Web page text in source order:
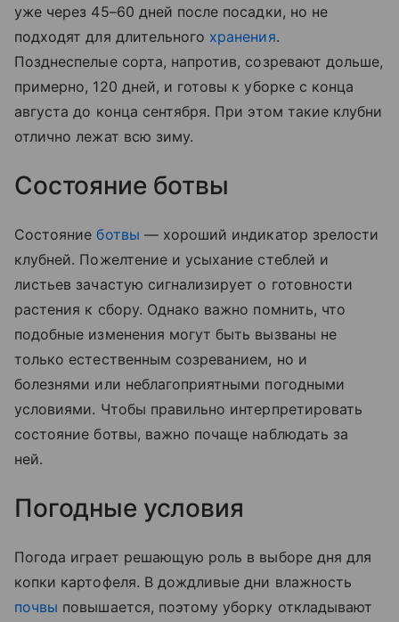
уже через 45–60 дней после посадки, но не
подходят для длительного хранения.
Позднеспелые сорта, напротив, созревают дольше,
примерно, 120 дней, и готовы к уборке с конца
августа до конца сентября. При этом такие клубни
отлично лежат всю зиму.
Состояние ботвы
Состояниеботвы — хороший индикатор зрелости
клубней. Пожелтение и усыхание стеблей и
листьев зачастую сигнализирует о готовности
растения к сбору. Однако важно помнить, что
подобные изменения могут быть вызваны не
только естественным созреванием, но и
болезнями или неблагоприятными погодными
условиями. Чтобы правильно интерпретировать
состояние ботвы, важно почаще наблюдать за
ней.
Погодные условия
Погода играет решающую роль в выборе дня для
копки картофеля. В дождливые дни влажность
почвы повышается, поэтому уборку откладывают